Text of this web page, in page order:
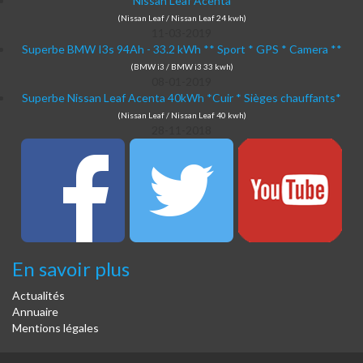
(Nissan Leaf / Nissan Leaf 24 kwh)
Superbe BMW I3s 94Ah - 33.2 kWh ** Sport * GPS * Camera **
(BMW i3 / BMW i3 33 kwh)
Superbe Nissan Leaf Acenta 40kWh *Cuir * Sièges chauffants*
(Nissan Leaf / Nissan Leaf 40 kwh)
En savoir plus
Actualités
Annuaire
Mentions légales